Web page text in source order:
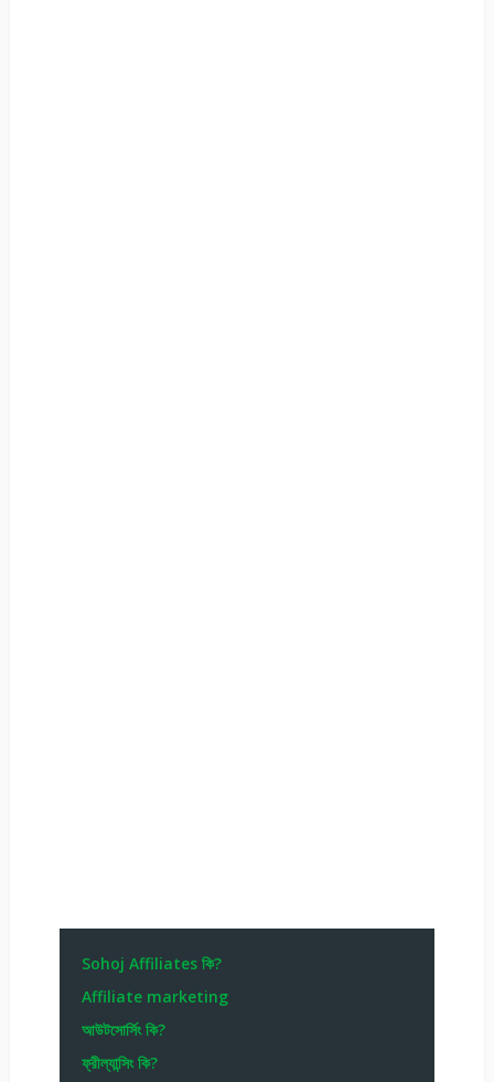
Sohoj Affiliates কি?
Affiliate marketing
আউটসোর্সিং কি?
ফ্রীল্যান্সিং কি?